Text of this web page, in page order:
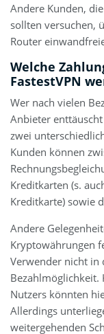
Andere Kunden,
sollten versuchen,
Router
Welche
FastestVPN
Wer nach vielen
Anbieter
zwei
Kunden können
Kreditkarten (s.
Kreditkarte) sowie
Andere
Kryptowährungen
Verwender nicht in
Bezahlmöglichkeit.
Nutzers könnten
Allerdings
weitergehenden